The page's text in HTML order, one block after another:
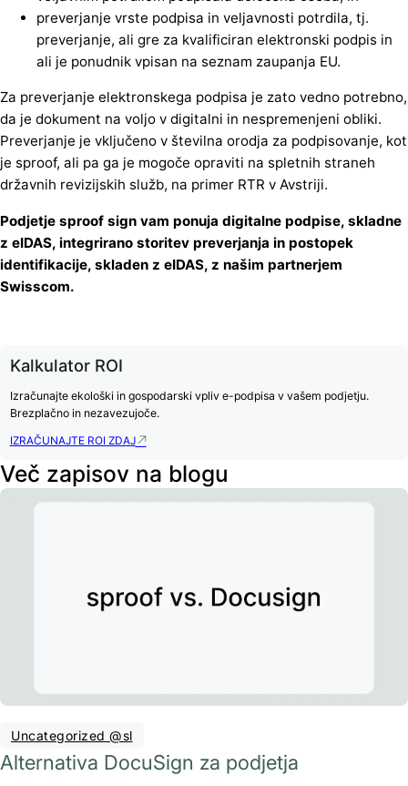
preverjanje vrste podpisa in veljavnosti potrdila, tj.
preverjanje, ali gre za kvalificiran elektronski podpis in
ali je ponudnik vpisan na seznam zaupanja EU.
Za preverjanje elektronskega podpisa je zato vedno potrebno,
da je dokument na voljo v digitalni in nespremenjeni obliki.
Preverjanje je vključeno v številna orodja za podpisovanje, kot
je sproof, ali pa ga je mogoče opraviti na spletnih straneh
državnih revizijskih služb, na primer RTR v Avstriji.
Podjetje sproof sign vam ponuja digitalne podpise, skladne
z eIDAS, integrirano storitev preverjanja in postopek
identifikacije, skladen z eIDAS, z našim partnerjem
Swisscom.
Kalkulator ROI
Izračunajte ekološki in gospodarski vpliv e-podpisa v vašem podjetju.
Brezplačno in nezavezujoče.
IZRAČUNAJTE ROI ZDAJ
Več zapisov na blogu
Uncategorized @sl
Alternativa DocuSign za podjetja